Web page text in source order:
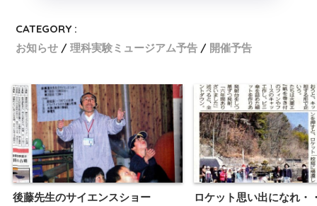
CATEGORY :
お知らせ
理科実験ミュージアム予告 開催予告
後藤先生のサイエンスショー ロケット思い出になれ・